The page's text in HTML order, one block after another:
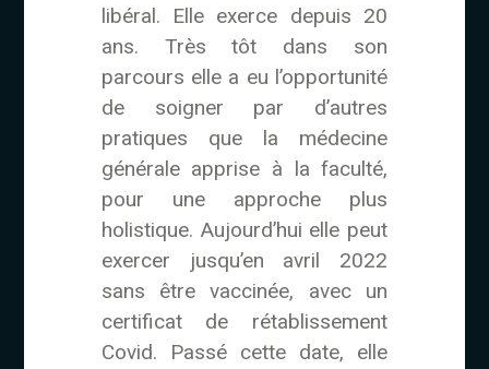
libéral. Elle exerce depuis 20
ans. Très tôt dans son
parcours elle a eu l’opportunité
de soigner par d’autres
pratiques que la médecine
générale apprise à la faculté,
pour une approche plus
holistique. Aujourd’hui elle peut
exercer jusqu’en avril 2022
sans être vaccinée, avec un
certificat de rétablissement
Covid. Passé cette date, elle